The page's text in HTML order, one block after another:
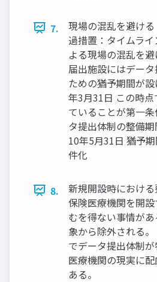
7.
現場の混乱を避け
過措置：タイムラ
よる現場の混乱を
届出施設にはデー
ための猶予期間が
年3月31日 この時
ていることが第一
タ提出体制の整備
10年5月31日 猶予
件化
8.
新規開設時におけ
保険医療機関を開
むを得ない事情が
象から除外される
でデータ提出体制
医療機関の現実に
ある。